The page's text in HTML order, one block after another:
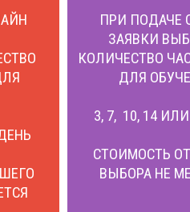
ПРИ ПОДАЧЕ
ЗАЯВКИ
КОЛИЧЕСТВО
ДЛЯ
3, 7, 10, 14
СТОИМОСТЬ
ВЫБОРА НЕ